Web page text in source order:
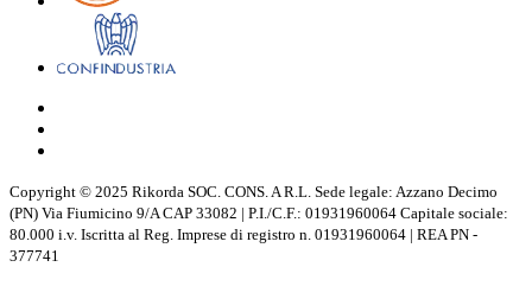
Copyright © 2025 Rikorda SOC. CONS. A R.L. Sede legale: Azzano Decimo
(PN) Via Fiumicino 9/A CAP 33082 | P.I./C.F.: 01931960064 Capitale sociale:
80.000 i.v. Iscritta al Reg. Imprese di registro n. 01931960064 | REA PN -
377741